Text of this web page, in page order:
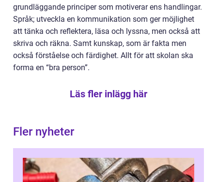
grundläggande principer som motiverar ens handlingar.
Språk; utveckla en kommunikation som ger möjlighet
att tänka och reflektera, läsa och lyssna, men också att
skriva och räkna. Samt kunskap, som är fakta men
också förståelse och färdighet. Allt för att skolan ska
forma en “bra person”.
Läs fler inlägg här
Fler nyheter